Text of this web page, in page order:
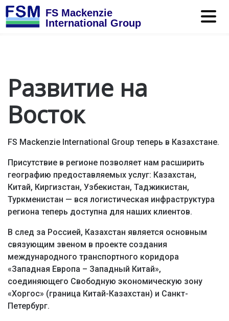
FS Mackenzie
International Group
Развитие на
Восток
FS Mackenzie International Group теперь в Казахстане.
Присутствие в регионе позволяет нам расширить
географию предоставляемых услуг: Казахстан,
Китай, Киргизстан, Узбекистан, Таджикистан,
Туркменистан — вся логистическая инфраструктура
региона теперь доступна для наших клиентов.
В след за Россией, Казахстан является основным
связующим звеном в проекте создания
международного транспортного коридора
«Западная Европа – Западный Китай»,
соединяющего Свободную экономическую зону
«Хоргос» (граница Китай-Казахстан) и Санкт-
Петербург.